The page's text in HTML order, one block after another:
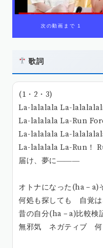
歌詞
(1・2・3)
La-lalalala La-
La-lalalala La-Run
La-lalalala La-
La-lalalala La-Run！
届け、夢に―――
オトナになった(ha－
何処も探しても 自覚は
昔の自分(ha－a)比較
無邪気 ネガティブ 何